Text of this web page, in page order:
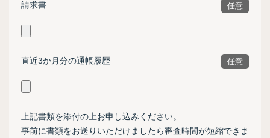
請求書 任意
直近3か月分の通帳履歴 任意
上記書類を添付の上お申し込みください。
事前に書類をお送りいただけましたら審査時間が短縮できま